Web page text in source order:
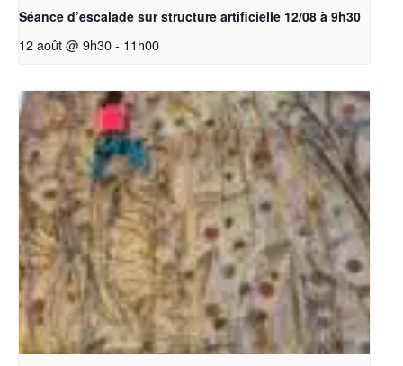
Séance d’escalade sur structure artificielle 12/08 à 9h30
12 août @ 9h30- 11h00